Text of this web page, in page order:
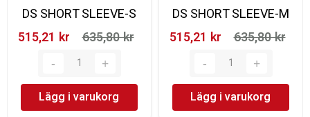
DS SHORT SLEEVE-S
515,21 kr‎
635,80 kr‎
Lägg i varukorg
DS SHORT SLEEVE-M
515,21 kr‎
635,80 kr‎
Lägg i varukorg